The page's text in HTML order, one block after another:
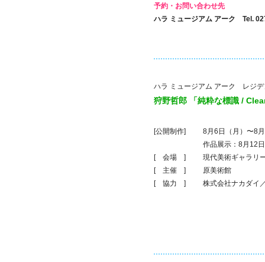
予約・お問い合わせ先
ハラ ミュージアム アーク Tel.
ハラ ミュージアム アーク レジデ
狩野哲郎 「純粋な標識 /
[公開制作]
8月6日（月）〜8
作品展示：8月12
[ 会場 ]
現代美術ギャラリ
[ 主催 ]
原美術館
[ 協力 ]
株式会社ナカダイ